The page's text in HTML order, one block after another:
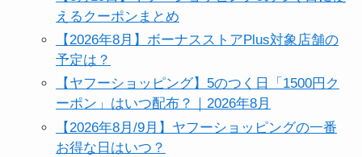
えるクーポンまとめ
【2026年8月】ボーナスストアPlus対象店舗の
予定は？
【ヤフーショッピング】5のつく日「1500円ク
ーポン」はいつ配布？｜2026年8月
【2026年8月/9月】ヤフーショッピングの一番
お得な日はいつ？